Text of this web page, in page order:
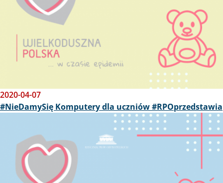
2020-04-07
#NieDamySię Komputery dla uczniów #RPOprzedstawia